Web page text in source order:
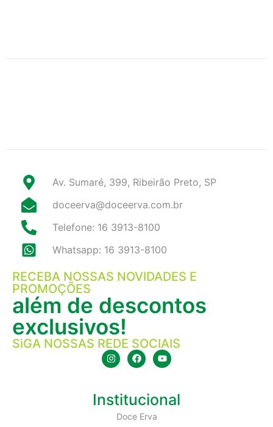
Av. Sumaré, 399, Ribeirão Preto, SP
doceerva@doceerva.com.br
Telefone: 16 3913-8100
Whatsapp: 16 3913-8100
RECEBA NOSSAS NOVIDADES E
PROMOÇÕES
além de descontos
exclusivos!
SiGA NOSSAS REDE SOCIAIS
Institucional
Doce Erva